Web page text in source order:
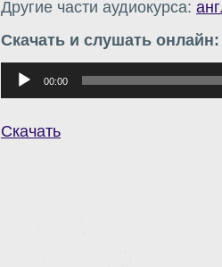
Другие части аудиокурса:
Скачать и слушать онлайн:
Аудиоплеер
00:00
Скачать